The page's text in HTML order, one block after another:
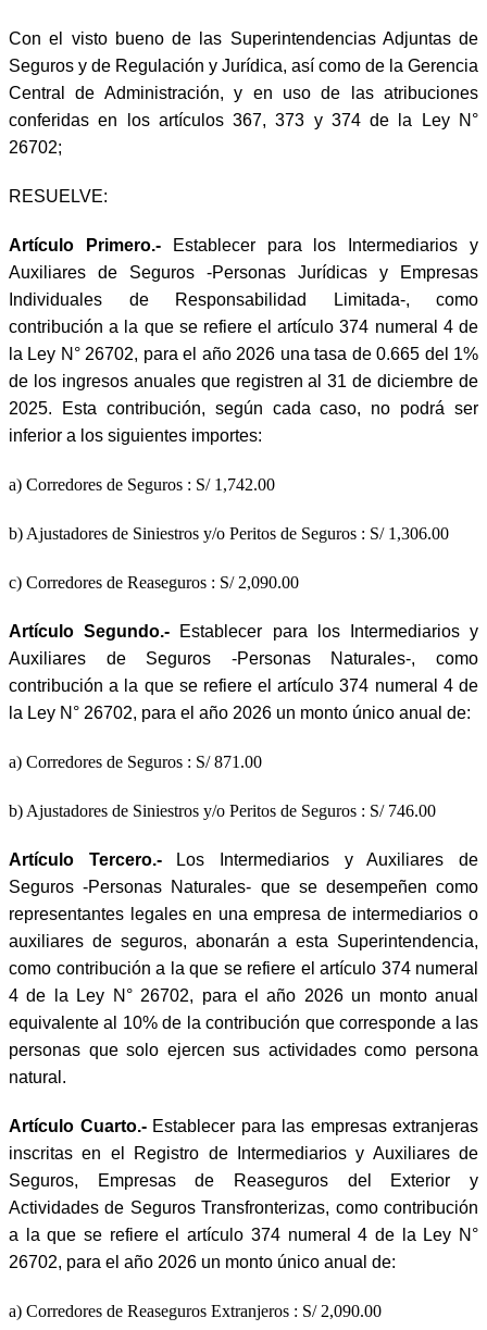
Con el visto bueno de las Superintendencias Adjuntas de
Seguros y de Regulación y Jurídica, así como de la Gerencia
Central de Administración, y en uso de las atribuciones
conferidas en los artículos 367, 373 y 374 de la Ley N°
26702;
RESUELVE:
Artículo Primero.-
Establecer para los Intermediarios y
Auxiliares de Seguros -Personas Jurídicas y Empresas
Individuales de Responsabilidad Limitada-, como
contribución a la que se refiere el artículo 374 numeral 4 de
la Ley N° 26702, para el año 2026 una tasa de 0.665 del 1%
de los ingresos anuales que registren al 31 de diciembre de
2025. Esta contribución, según cada caso, no podrá ser
inferior a los siguientes importes:
a) Corredores de Seguros : S/ 1,742.00
b) Ajustadores de Siniestros y/o Peritos de Seguros : S/ 1,306.00
c) Corredores de Reaseguros : S/ 2,090.00
Artículo Segundo.- Establecer para los Intermediarios y
Auxiliares de Seguros -Personas Naturales-, como
contribución a la que se refiere el artículo 374 numeral 4 de
la Ley N° 26702, para el año 2026 un monto único anual de:
a) Corredores de Seguros : S/ 871.00
b) Ajustadores de Siniestros y/o Peritos de Seguros : S/ 746.00
Artículo Tercero.-
Los Intermediarios y Auxiliares de
Seguros -Personas Naturales- que se desempeñen como
representantes legales en una empresa de intermediarios o
auxiliares de seguros, abonarán a esta Superintendencia,
como contribución a la que se refiere el artículo 374 numeral
4 de la Ley N° 26702, para el año 2026 un monto anual
equivalente al 10% de la contribución que corresponde a las
personas que solo ejercen sus actividades como persona
natural.
Artículo Cuarto.- Establecer para las empresas extranjeras
inscritas en el Registro de Intermediarios y Auxiliares de
Seguros, Empresas de Reaseguros del Exterior y
Actividades de Seguros Transfronterizas, como contribución
a la que se refiere el artículo 374 numeral 4 de la Ley N°
26702, para el año 2026 un monto único anual de:
a) Corredores de Reaseguros Extranjeros : S/ 2,090.00